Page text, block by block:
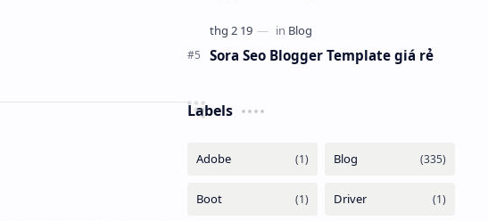
Sora Seo Blogger Template giá rẻ
Labels